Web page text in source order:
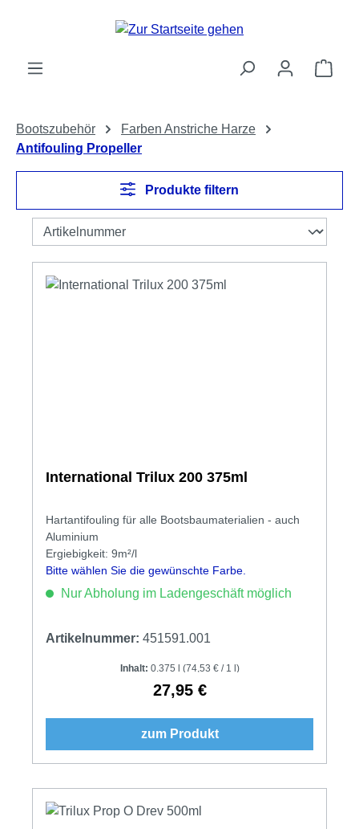
Zum Hauptinhalt springen
Bootszubehör
Farben Anstriche Harze
Antifouling Propeller
Produkte filtern
International Trilux 200 375ml
Hartantifouling für alle Bootsbaumaterialien - auch
Aluminium
Ergiebigkeit: 9m²/l
Bitte wählen Sie die gewünschte Farbe.
Nur Abholung im Ladengeschäft möglich
Artikelnummer: 451591.001
Inhalt: 0.375 l (74,53 € / 1 l)
Regulärer Preis:
27,95 €
zum Produkt